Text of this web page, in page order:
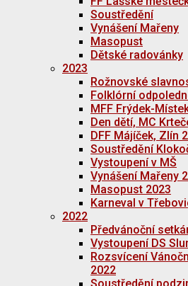
Soustředění
Vynášení Mařeny
Masopust
Dětské radovánky
2023
Rožnovské
Folklórní
MFF Frýdek-
Den dětí, MC
DFF Májíček, Zlín
Soustředění
Vystoupení v MŠ
Vynášení Mařeny
Masopust 2023
Karneval v
2022
Předvánoční
Vystoupení DS
Rozsvícení
2022